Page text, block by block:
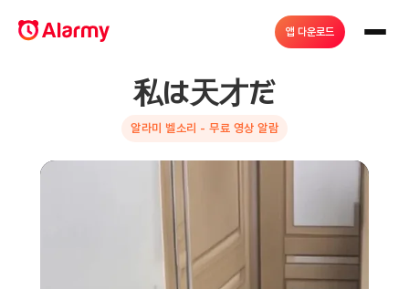
앱 다운로드
私は天才だ
알라미 벨소리 - 무료 영상 알람